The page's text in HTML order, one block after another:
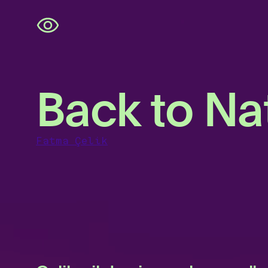
Navigatie
overslaan
Back to
Fatma Çelik